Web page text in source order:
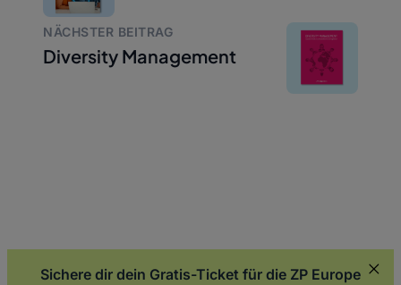
NÄCHSTER BEITRAG
Diversity Management
Sichere dir dein Gratis-Ticket für die ZP Europe